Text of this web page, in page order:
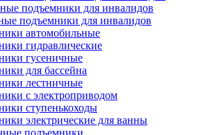
подъемники для инвалидов
подъемники для инвалидов
автомобильные
гидравлические
гусеничные
для бассейна
лестничные
с электроприводом
ступенькоходы
электрические для ванны
подъемники